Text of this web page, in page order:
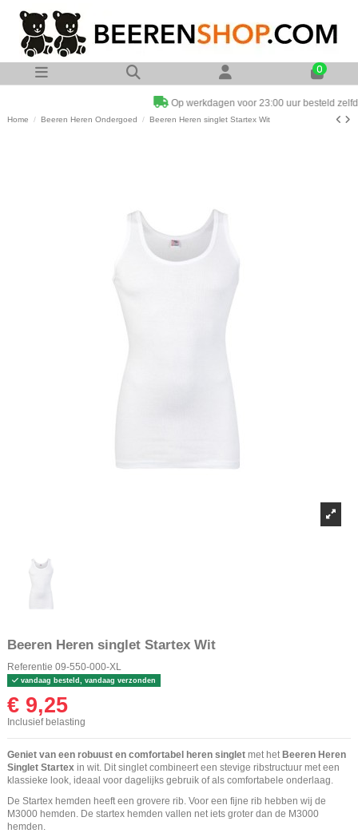
0
Op werkdagen voor 23:00 uur besteld zelfde dag verzonden
Home Beeren Heren Ondergoed Beeren Heren singlet Startex Wit
Beeren Heren singlet Startex Wit
Referentie 09-550-000-XL
vandaag besteld, vandaag verzonden
€ 9,25
Inclusief belasting
Geniet van een robuust en comfortabel heren singlet met het Beeren Heren
Singlet Startex in wit. Dit singlet combineert een stevige ribstructuur met een
klassieke look, ideaal voor dagelijks gebruik of als comfortabele onderlaag.
De Startex hemden heeft een grovere rib. Voor een fijne rib hebben wij de
M3000 hemden. De startex hemden vallen net iets groter dan de M3000
hemden.